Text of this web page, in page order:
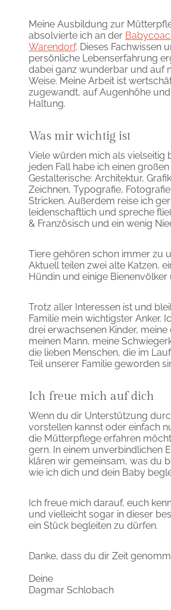
Meine Ausbildung zur
absolvierte ich an der
Warendorf. Dieses Fachwissen
persönliche Lebenserfahrung
dabei ganz wunderbar und auf
Weise. Meine Arbeit ist
zugewandt, auf Augenhöhe
Haltung.
Was mir wichtig ist
Viele würden mich als vielseitig
jeden Fall habe ich einen
Gestalterische: Architektur,
Zeichnen, Typografie,
Stricken. Außerdem reise ich
leidenschaftlich und spreche
& Französisch und ein wenig
Tiere gehören schon immer zu
Aktuell teilen zwei alte Katzen,
Hündin und einige Bienenvölker
Trotz aller Interessen ist und
Familie mein wichtigster Anker.
drei erwachsenen Kinder, meine
meinen Mann, meine
die lieben Menschen, die im
Teil unserer Familie geworden
Ich freue mich auf dich
Wenn du dir Unterstützung
vorstellen kannst oder einfach
die Mütterpflege erfahren
gern. In einem unverbindlichen
klären wir gemeinsam, was du
wie ich dich und dein Baby
Ich freue mich darauf, euch
und vielleicht sogar in dieser
ein Stück begleiten zu dürfen.
Danke, dass du dir Zeit
Deine
Dagmar Schlobach